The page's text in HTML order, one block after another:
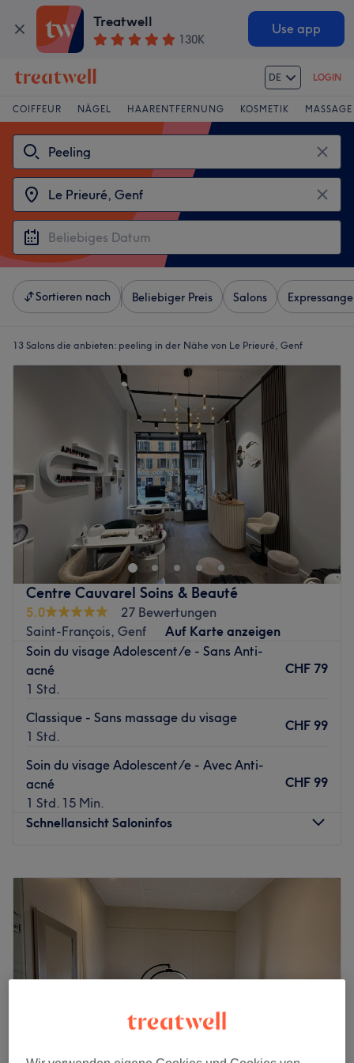
Treatwell
130K
Use app
DE LOGIN
COIFFEUR NÄGEL HAARENTFERNUNG KOSMETIK MASSAGE
Sortieren nach Beliebiger Preis Salons
13 Salons die anbieten: peeling in der Nähe von Le Prieuré, Genf
Centre Cauvarel Soins & Beauté
5.0
27 Bewertungen
Saint-François, Genf
Auf Karte anzeigen
Soin du visage Adolescent/e - Sans Anti-
acné
1 Std.
CHF 79
Classique - Sans massage du visage
1 Std.
CHF 99
Soin du visage Adolescent/e - Avec Anti-
acné
1 Std. 15 Min.
CHF 99
Schnellansicht Saloninfos
Dienstag
Mittwoch
Donnerstag
Freitag
Samstag
Sonntag
Geschlossen
Bienvenue au Centre Cauvarel Soins & Beauté, votre